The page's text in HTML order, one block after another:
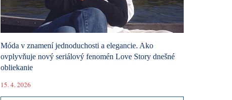
Móda v znamení jednoduchosti a elegancie. Ako
ovplyvňuje nový seriálový fenomén Love Story dnešné
obliekanie
15. 4. 2026